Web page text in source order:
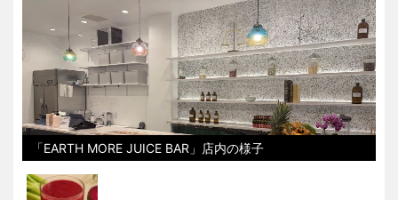
「EARTH MORE JUICE BAR」店内の様子